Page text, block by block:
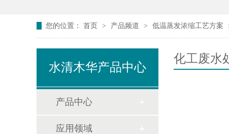
您的位置： 首页 > 产品频道 > 低温蒸发浓缩工艺方案
水清木华产品中心
产品中心
应用领域
化工废水